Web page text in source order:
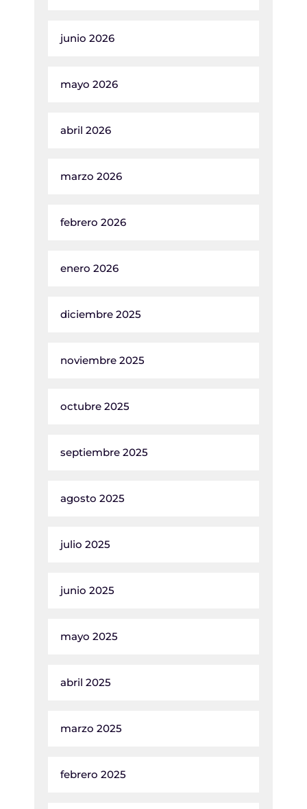
junio 2026
mayo 2026
abril 2026
marzo 2026
febrero 2026
enero 2026
diciembre 2025
noviembre 2025
octubre 2025
septiembre 2025
agosto 2025
julio 2025
junio 2025
mayo 2025
abril 2025
marzo 2025
febrero 2025